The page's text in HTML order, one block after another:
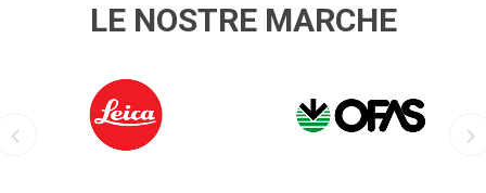
LE NOSTRE MARCHE